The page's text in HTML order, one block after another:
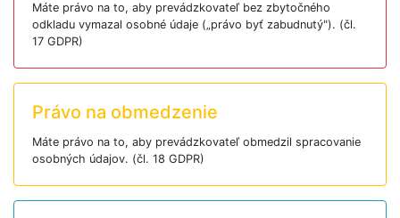
Máte právo na to, aby prevádzkovateľ bez zbytočného
odkladu vymazal osobné údaje („právo byť zabudnutý"). (čl.
17 GDPR)
Právo na obmedzenie
Máte právo na to, aby prevádzkovateľ obmedzil spracovanie
osobných údajov. (čl. 18 GDPR)